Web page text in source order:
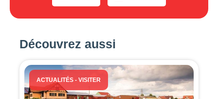
Découvrez aussi
ACTUALITÉS - VISITER